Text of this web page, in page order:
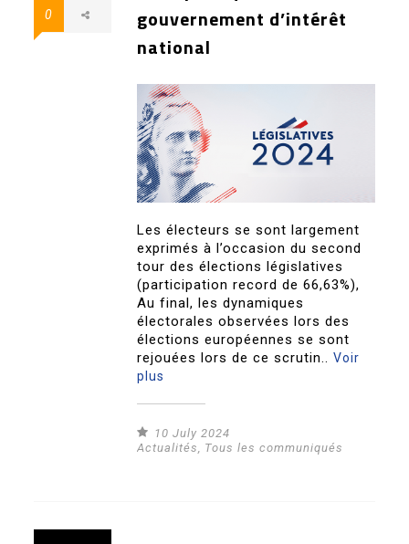
0
gouvernement d’intérêt
national
Les électeurs se sont largement
exprimés à l’occasion du second
tour des élections législatives
(participation record de 66,63%),
Au final, les dynamiques
électorales observées lors des
élections européennes se sont
rejouées lors de ce scrutin..Voir
plus
10 July 2024
Actualités, Tous les communiqués